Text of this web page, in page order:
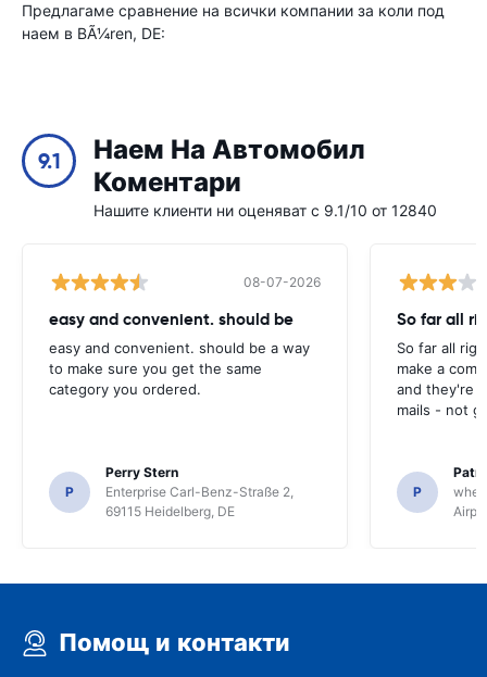
Предлагаме сравнение на всички компании за коли под
наем в BÃ¼ren, DE:
9.1
Наем На Автомобил
Коментари
Нашите клиенти ни оценяват с 9.1/10 от 12840
08-07-2026
easy and convenient. should be
easy and convenient. should be a way
to make sure you get the same
category you ordered.
P
Perry Stern
Enterprise Carl-Benz-Straße 2,
69115 Heidelberg, DE
So far all
So far all
make a
and they're
mails - not
P
Помощ и контакти